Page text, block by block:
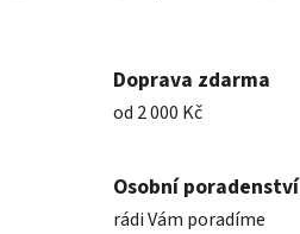
Doprava zdarma
od 2 000 Kč
Osobní poradenství
rádi Vám poradíme